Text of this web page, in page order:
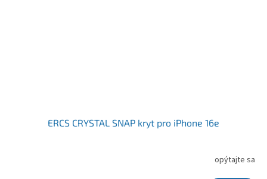
ERCS CRYSTAL SNAP kryt pro iPhone 16e
opýtajte sa